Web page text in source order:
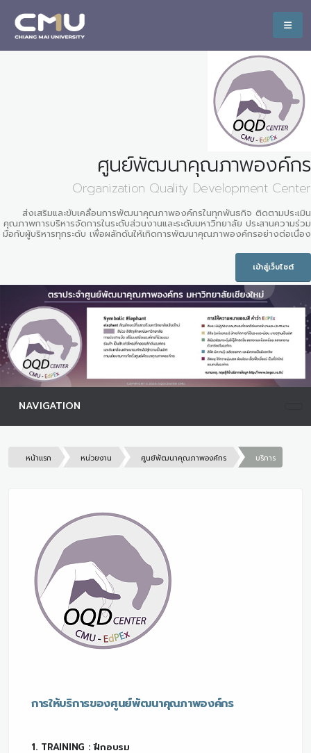
ศูนย์พัฒนาคุณภาพองค์กร
Organization Quality Development Center
ส่งเสริมและขับเคลื่อนการพัฒนาคุณภาพองค์กรในทุกพันธกิจ ติดตามประเมิน
คุณภาพการบริหารจัดการในระดับส่วนงานและระดับมหาวิทยาลัย ประสานความร่วม
มือกับผู้บริหารทุกระดับ เพื่อผลักดันให้เกิดการพัฒนาคุณภาพองค์กรอย่างต่อเนื่อง
เข้าสู่เว็บไซต์
NAVIGATION
หน้าแรก หน่วยงาน ศูนย์พัฒนาคุณภาพองค์กร บริการ
การให้บริการของศูนย์พัฒนาคุณภาพองค์กร
1. TRAINING : ฝึกอบรม